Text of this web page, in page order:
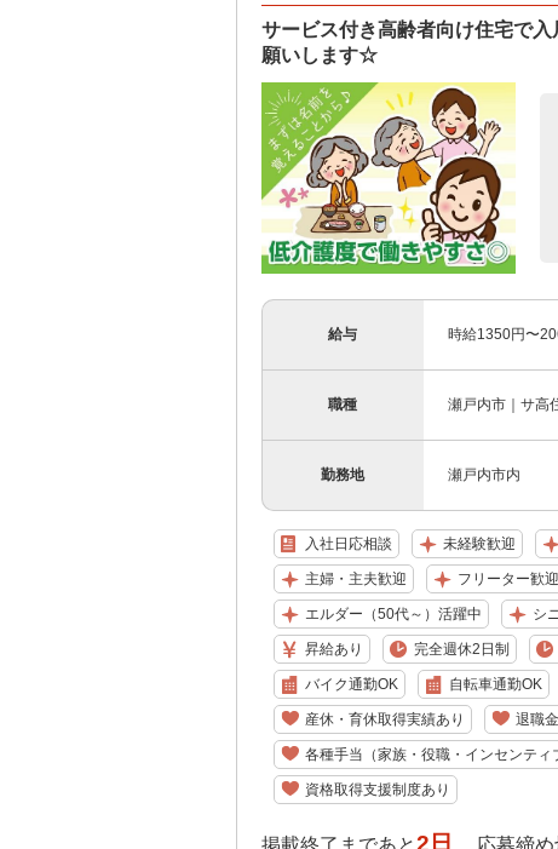
サービス付き高齢者向け住宅で
願いします☆
給与 時給1350円〜
職種 瀬戸内市｜サ高
勤務地 瀬戸内市内
入社日応相談 未経験歓迎
主婦・主夫歓迎 フリーター歓迎
エルダー（50代～）活躍中 シ
昇給あり 完全週休2日制
バイク通勤OK 自転車通勤OK
産休・育休取得実績あり 退職
各種手当（家族・役職・インセンティ
資格取得支援制度あり
掲載終了まであと2日 応募締め